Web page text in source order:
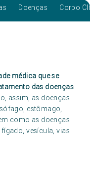
Doenças Corpo
médica que se
das doenças
assim, as doenças
estômago,
como as doenças
vesícula, vias